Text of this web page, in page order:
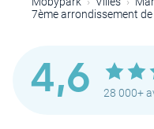
7ème arrondissement
4,6 28 000+